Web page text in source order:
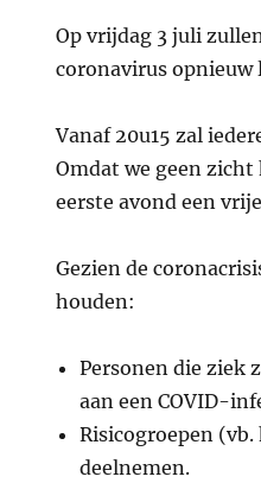
Op vrijdag 3 juli
coronavirus opnieuw
Vanaf 20u15 zal
Omdat we geen
eerste avond een
Gezien de
houden:
Personen die ziek
aan een COVID-
Risicogroepen
deelnemen.